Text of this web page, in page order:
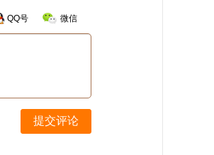
QQ号 微信
提交评论